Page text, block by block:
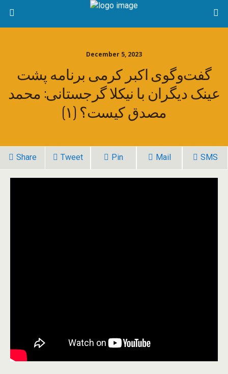
December 5, 2023
گفت‌و‌گوی اکبر کرمی برنامه پشت
عینک دیگران با نیکلا گرجستانی: محمد
مصدق کیست؟ (۱)
Share Tweet Pin Mail SMS